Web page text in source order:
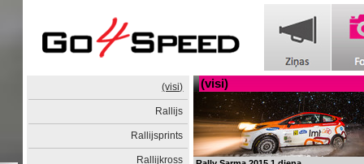
(visi)
Rallijs
Rallijsprints
Rallijkross
(visi)